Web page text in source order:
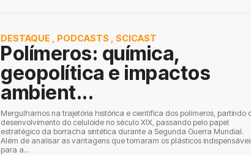
DESTAQUE PODCASTS SCICAST
Polímeros: química,
geopolítica e impactos
ambient...
Mergulhamos na trajetória histórica e científica dos polímeros, partindo
desenvolvimento do celuloide no século XIX, passando pelo papel
estratégico da borracha sintética durante a Segunda Guerra Mundial.
Além de analisar as vantagens que tornaram os plásticos
para a...